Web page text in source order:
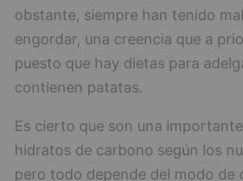
obstante, siempre han tenido
engordar, una creencia que a
puesto que hay dietas para
contienen patatas.
Es cierto que son una
hidratos de carbono según los
pero todo depende del modo de